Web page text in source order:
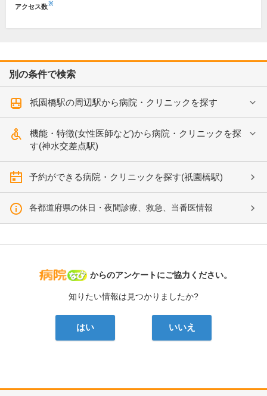
アクセス数※
別の条件で検索
祇園橋駅の周辺駅から病院・クリニックを探す
機能・特徴(女性医師など)から病院・クリニックを探
す(神水交差点駅)
予約ができる病院・クリニックを探す(祇園橋駅)
各都道府県の休日・夜間診療、救急、当番医情報
病院なび
からのアンケートにご協力ください。
知りたい情報は見つかりましたか?
はい いいえ